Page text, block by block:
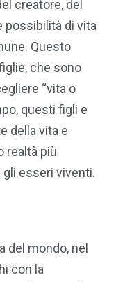
creatore, del
possibilità di vita
Questo
che sono
“vita o
questi figli e
della vita e
realtà più
esseri viventi.
del mondo, nel
con la